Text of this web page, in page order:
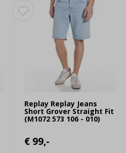
Replay Replay Jeans
Short Grover Straight Fit
(M1072 573 106 - 010)
€ 99,-